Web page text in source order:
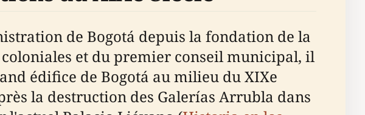
de Bogotá depuis la fondation de la
et du premier conseil municipal, il
édifice de Bogotá au milieu du XIXe
la destruction des Galerías Arrubla dans